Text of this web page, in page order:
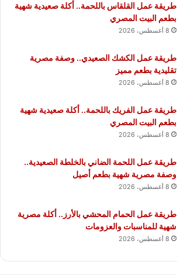
طريقة عمل القلقاس باللحمة.. أكلة صعيدية شهية
بطعم البيت المصري
8 أغسطس، 2026
طريقة عمل الكشك الصعيدي.. وصفة مصرية
تقليدية بطعم مميز
8 أغسطس، 2026
طريقة عمل الفريك باللحمة.. أكلة صعيدية شهية
بطعم البيت المصري
8 أغسطس، 2026
طريقة عمل اللحمة الضاني بالخلطة الصعيدية..
وصفة مصرية شهية بطعم أصيل
8 أغسطس، 2026
طريقة عمل الحمام المحشي بالأرز.. أكلة مصرية
شهية للمناسبات والعزومات
8 أغسطس، 2026